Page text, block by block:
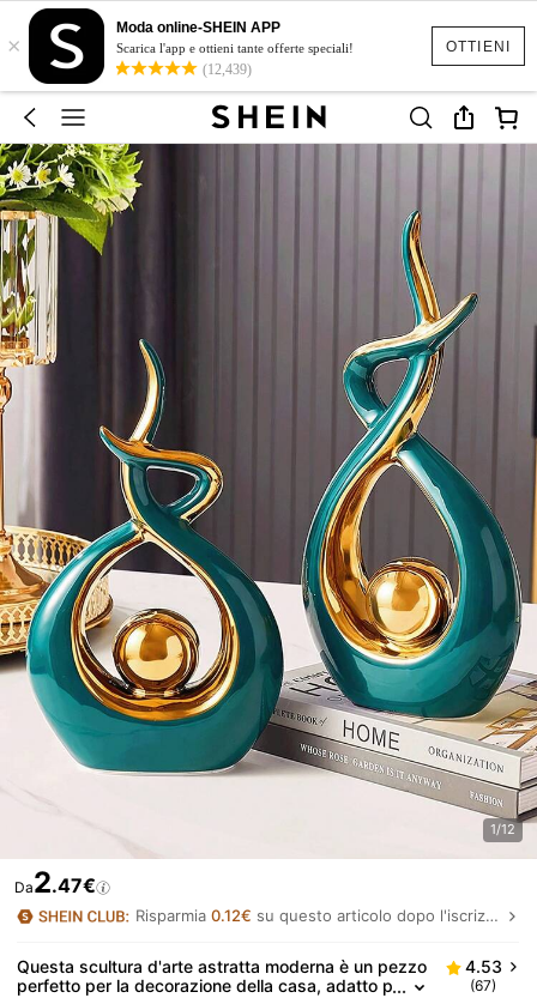
OTTIENI
×
Moda online-SHEIN APP
Scarica l'app e ottieni tante offerte speciali!
(12,439)
1/12
Da2.47€
Risparmia0.12€ su questo articolo dopo l'iscrizione.
Questa scultura d'arte astratta moderna è un pezzo
perfetto per la decorazione della casa, adatto p
4.53
(67)